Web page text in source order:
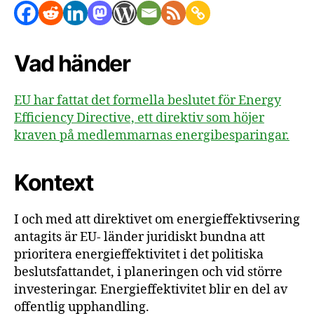
Vad händer
EU har fattat det formella beslutet för Energy
Efficiency Directive, ett direktiv som höjer
kraven på medlemmarnas energibesparingar.
Kontext
I och med att direktivet om energieffektivsering
antagits är EU- länder juridiskt bundna att
prioritera energieffektivitet i det politiska
beslutsfattandet, i planeringen och vid större
investeringar. Energieffektivitet blir en del av
offentlig upphandling.